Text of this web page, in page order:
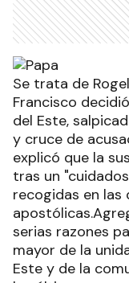
Se trata de
Francisco
del Este,
y cruce de
explicó que la
tras un
recogidas en
serias razones
mayor de la
Este y de la